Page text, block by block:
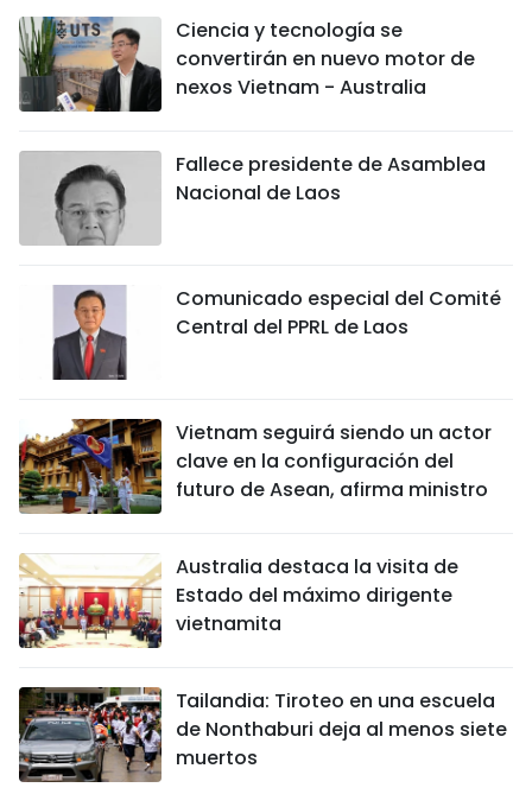
Ciencia y tecnología se
convertirán en nuevo motor de
nexos Vietnam - Australia
Fallece presidente de Asamblea
Nacional de Laos
Comunicado especial del Comité
Central del PPRL de Laos
Vietnam seguirá siendo un actor
clave en la configuración del
futuro de Asean, afirma ministro
Australia destaca la visita de
Estado del máximo dirigente
vietnamita
Tailandia: Tiroteo en una escuela
de Nonthaburi deja al menos siete
muertos